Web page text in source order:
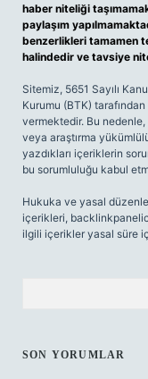
haber niteliği
paylaşım
benzerlikleri tamamen
halindedir ve tavsiye
Sitemiz, 5651 Sayılı
Kurumu (BTK)
vermektedir. Bu
veya araştırma
yazdıkları içeriklerin
bu sorumluluğu kabul
Hukuka ve yasal
içerikleri,
ilgili içerikler yasal süre
SON YORUMLAR